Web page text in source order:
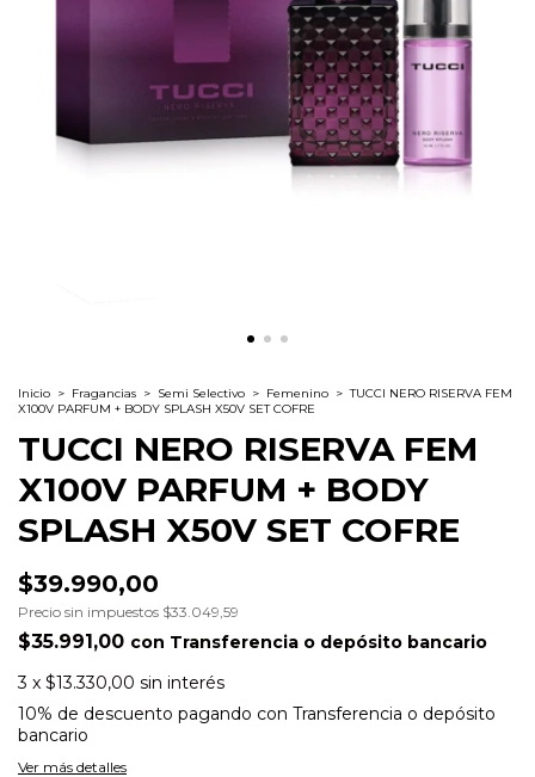
Inicio > Fragancias > Semi Selectivo > Femenino > TUCCI NERO RISERVA FEM
X100V PARFUM + BODY SPLASH X50V SET COFRE
TUCCI NERO RISERVA FEM
X100V PARFUM + BODY
SPLASH X50V SET COFRE
$39.990,00
Precio sin impuestos $33.049,59
$35.991,00 con Transferencia o depósito bancario
3 x $13.330,00 sin interés
10% de descuento pagando con Transferencia o depósito
bancario
Ver más detalles